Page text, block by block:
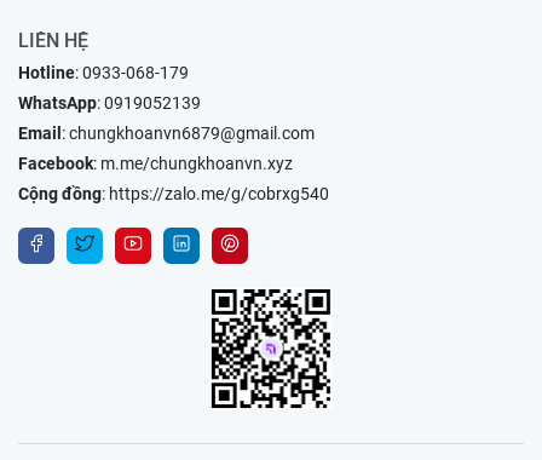
LIÊN HỆ
Hotline:0933-068-179
WhatsApp:0919052139
Email :chungkhoanvn6879@gmail.com
Facebook: m.me/chungkhoanvn.xyz
Cộng đồng: https://zalo.me/g/cobrxg540